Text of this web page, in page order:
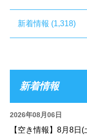
新着情報 (1,318)
新着情報
2026年08月06日
【空き情報】8月8日